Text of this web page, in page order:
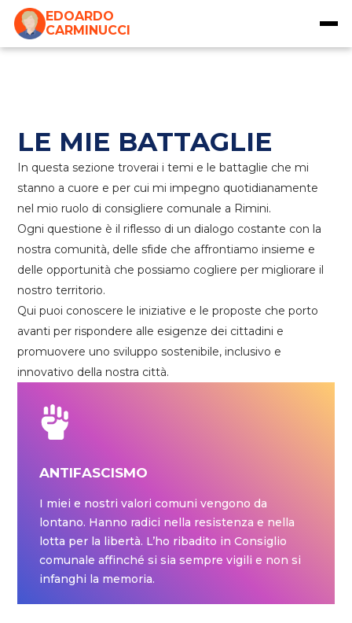
EDOARDO
CARMINUCCI
LE MIE BATTAGLIE
In questa sezione troverai i temi e le battaglie che mi
stanno a cuore e per cui mi impegno quotidianamente
nel mio ruolo di consigliere comunale a Rimini.
Ogni questione è il riflesso di un dialogo costante con la
nostra comunità, delle sfide che affrontiamo insieme e
delle opportunità che possiamo cogliere per migliorare il
nostro territorio.
Qui puoi conoscere le iniziative e le proposte che porto
avanti per rispondere alle esigenze dei cittadini e
promuovere uno sviluppo sostenibile, inclusivo e
innovativo della nostra città.
ANTIFASCISMO
I miei e nostri valori comuni vengono da
lontano. Hanno radici nella resistenza e nella
lotta per la libertà. L’ho ribadito in Consiglio
comunale affinché si sia sempre vigili e non si
infanghi la memoria.